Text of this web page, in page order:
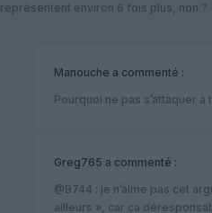
représentent environ 6 fois plus, non ?
Manouche a commenté :
Pourquoi ne pas s’attaquer
Greg765 a commenté :
@B744 : je n’aime pas cet
ailleurs », car ça